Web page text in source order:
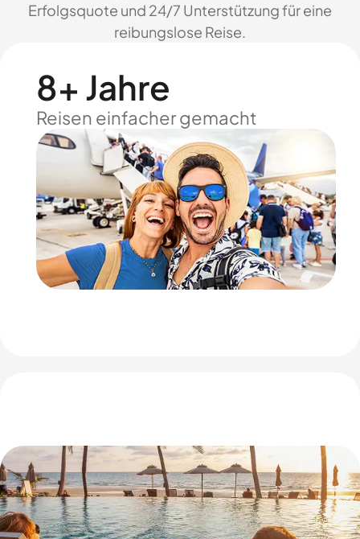
Erfolgsquote und 24/7 Unterstützung für eine
reibungslose Reise.
8+ Jahre
Reisen einfacher gemacht